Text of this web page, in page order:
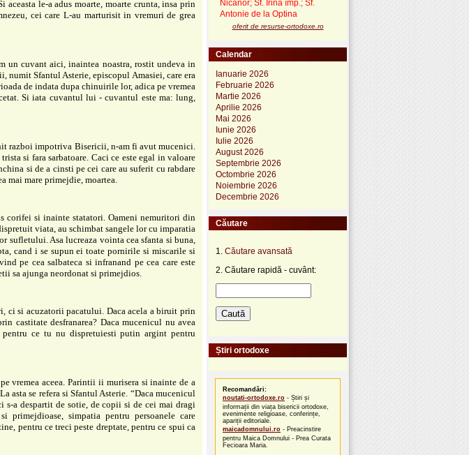
le-a adus moarte, moarte crunta, insa prin
cei care L-au marturisit in vremuri de grea
un cuvant aici, inaintea noastra, rostit undeva in
numit Sfantul Asterie, episcopul Amasiei, care era
de indata dupa chinuirile lor, adica pe vremea
Si iata cuvantul lui - cuvantul este ma: lung,
razboi impotriva Bisericii, n-am fi avut mucenici.
si fara sarbatoare. Caci ce este egal in valoare
si de a cinsti pe cei care au suferit cu rabdare
mai mare primejdie, moartea.
si inainte statatori. Oameni nemuritori din
viata, au schimbat sangele lor cu imparatia
sufletului. Asa lucreaza vointa cea sfanta si buna,
cand i se supun ei toate pornirile si miscarile si
pe cea salbateca si infranand pe cea care este
sa ajunga neordonat si primejdios.
si acuzatorii pacatului. Daca acela a biruit prin
castitate desfranarea? Daca mucenicul nu avea
ce tu nu dispretuiesti putin argint pentru
vremea aceea. Parintii ii murisera si inainte de a
asta se refera si Sfantul Asterie. “Daca mucenicul
a despartit de sotie, de copii si de cei mai dragi
primejdioase, simpatia pentru persoanele care
pentru ce treci peste dreptate, pentru ce spui ca
Nicanor; Sf. Irina împ.; Sf.
Antonie de la Optina
oferit de resurse-ortodoxe.ro
Calendar
Ianuarie 2026
Februarie 2026
Martie 2026
Aprilie 2026
Mai 2026
Iunie 2026
Iulie 2026
August 2026
Septembrie 2026
Octombrie 2026
Noiembrie 2026
Decembrie 2026
Căutare
1. Căutare avansată
2. Căutare rapidă - cuvânt:
Știri ortodoxe
Recomandări:
noutati-ortodoxe.ro - Știri și
informații din viața bisericii ortodoxe,
evenimente religioase, conferințe,
apariții editoriale.
maicadomnului.ro - Preacinstire
pentru Maica Domnului - Prea Curata
Fecioara Maria.